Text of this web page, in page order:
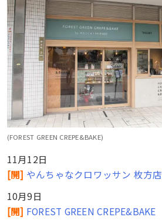
(FOREST GREEN CREPE&BAKE)
11月12日
[開] やんちゃなクロワッサン 枚方店
10月9日
[開] FOREST GREEN CREPE&BAKE